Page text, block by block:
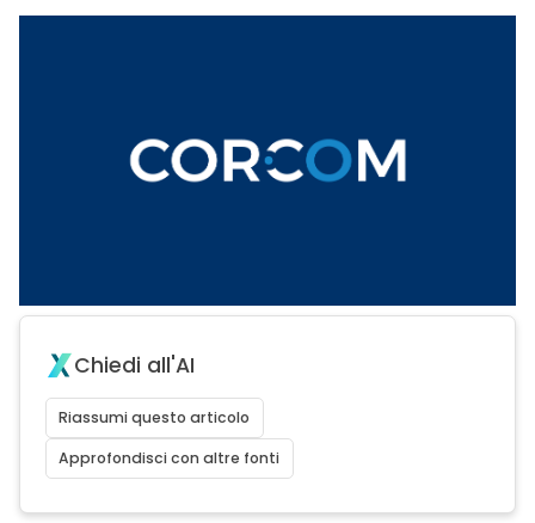
Chiedi all'AI
Riassumi questo articolo
Approfondisci con altre fonti